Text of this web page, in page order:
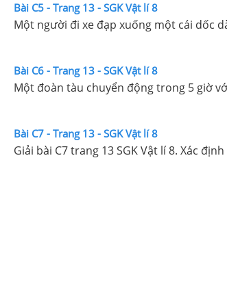
Bài C5 - Trang 13 - SGK Vật lí 8
Một người đi xe đạp xuống một cái dốc
Bài C6 - Trang 13 - SGK Vật lí 8
Một đoàn tàu chuyển động trong 5 giờ
Bài C7 - Trang 13 - SGK Vật lí 8
Giải bài C7 trang 13 SGK Vật lí 8. Xác